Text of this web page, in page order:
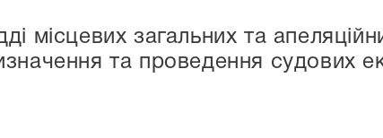
місцевих загальних та
та проведення судових